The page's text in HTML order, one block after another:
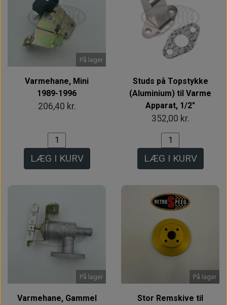
På lager
Varmehane, Mini
1989-1996
206,40 kr.
LÆG I KURV
Studs på Topstykke
(Aluminium) til Varme
Apparat, 1/2"
352,00 kr.
LÆG I KURV
På lager
Varmehane, Gammel
På lager
Stor Remskive til